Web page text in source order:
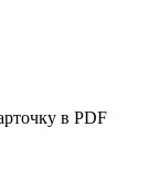
в PDF